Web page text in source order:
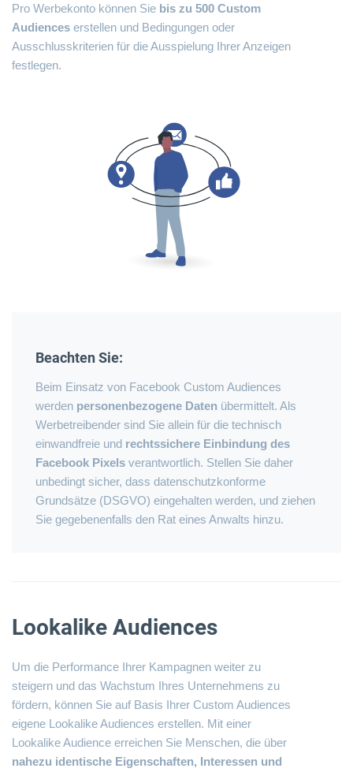
Pro Werbekonto können Sie bis zu 500 Custom
Audiences erstellen und Bedingungen oder
Ausschlusskriterien für die Ausspielung Ihrer Anzeigen
festlegen.
Beachten Sie:
Beim Einsatz von Facebook Custom Audiences
werden personenbezogene Daten übermittelt. Als
Werbetreibender sind Sie allein für die technisch
einwandfreie und rechtssichere Einbindung des
Facebook Pixels verantwortlich. Stellen Sie daher
unbedingt sicher, dass datenschutzkonforme
Grundsätze (DSGVO) eingehalten werden, und ziehen
Sie gegebenenfalls den Rat eines Anwalts hinzu.
Lookalike Audiences
Um die Performance Ihrer Kampagnen weiter zu
steigern und das Wachstum Ihres Unternehmens zu
fördern, können Sie auf Basis Ihrer Custom Audiences
eigene Lookalike Audiences erstellen. Mit einer
Lookalike Audience erreichen Sie Menschen, die über
nahezu identische Eigenschaften, Interessen und